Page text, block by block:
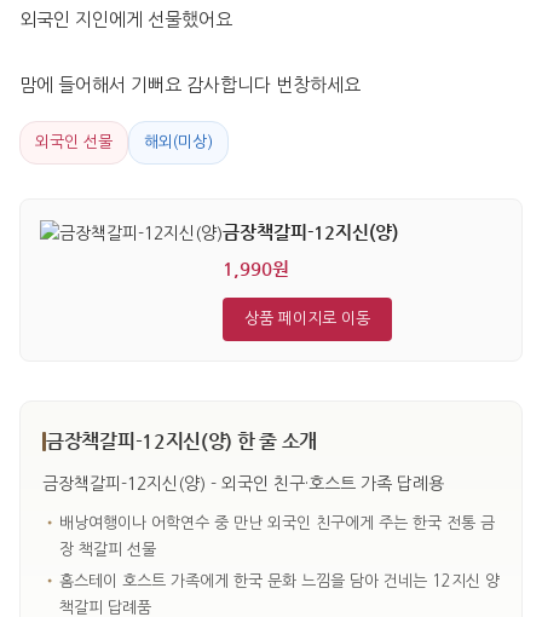
외국인 지인에게 선물했어요
맘에 들어해서 기뻐요 감사합니다 번창하세요
외국인 선물 해외(미상)
금장책갈피-12지신(양)
1,990원
상품 페이지로 이동
금장책갈피-12지신(양) 한 줄 소개
금장책갈피-12지신(양) - 외국인 친구·호스트 가족 답례용
• 배낭여행이나 어학연수 중 만난 외국인 친구에게 주는 한국 전통 금
장 책갈피 선물
• 홈스테이 호스트 가족에게 한국 문화 느낌을 담아 건네는 12지신 양
책갈피 답례품